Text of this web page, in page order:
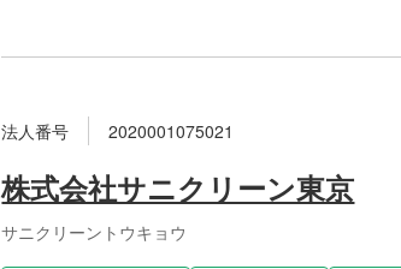
法人番号 2020001075021
株式会社サニクリーン東京
サニクリーントウキョウ